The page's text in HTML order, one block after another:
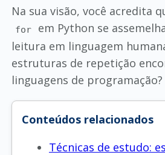
Na sua visão, você acredita
for
em Python se
leitura em linguagem
estruturas de repetição
linguagens de programação?
Conteúdos relacionados
Técnicas de estudo: